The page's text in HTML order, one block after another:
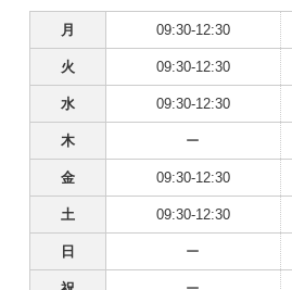
月 09:30-12:30
火 09:30-12:30
水 09:30-12:30
木 ー
金 09:30-12:30
土 09:30-12:30
日 ー